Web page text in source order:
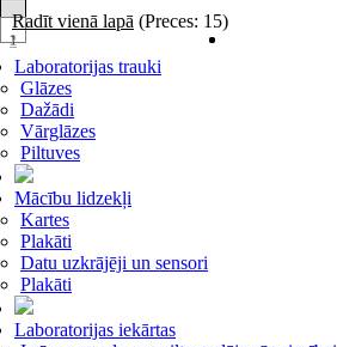
Radīt vienā lapā (Preces: 15)
1
2
Laboratorijas trauki
Glāzes
Dažādi
Vārglāzes
Piltuves
Mācību lidzekļi
Kartes
Plakāti
Datu uzkrājēji un sensori
Plakāti
Laboratorijas iekārtas